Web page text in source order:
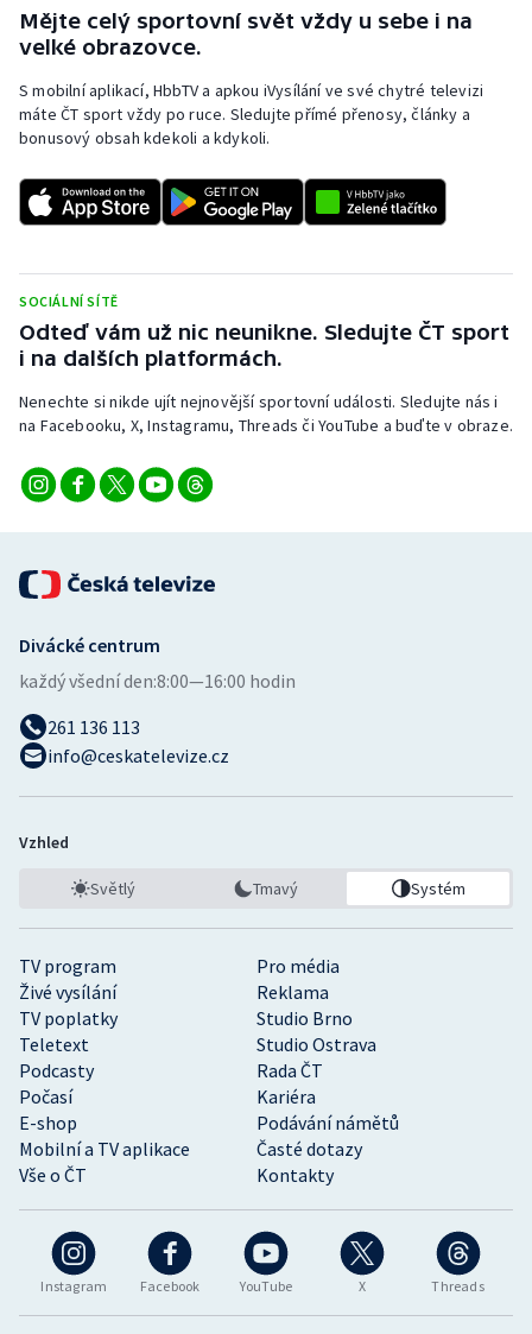
Ostatní
Mějte celý sportovní svět vždy u sebe i na
velké obrazovce.
S mobilní aplikací, HbbTV a apkou iVysílání ve své chytré televizi
máte ČT sport vždy po ruce. Sledujte přímé přenosy, články a
bonusový obsah kdekoli a kdykoli.
SOCIÁLNÍ SÍTĚ
Odteď vám už nic neunikne. Sledujte ČT sport
i na dalších platformách.
Nenechte si nikde ujít nejnovější sportovní události. Sledujte nás i
na Facebooku, X, Instagramu, Threads či YouTube a buďte v obraze.
Instagram Facebook YouTube X Threads
TV program
Pro média
Živé vysílání
Reklama
TV poplatky
Studio Brno
Teletext
Studio Ostrava
Podcasty
Rada ČT
Počasí
Kariéra
E-shop
Podávání námětů
Mobilní a TV aplikace
Časté dotazy
Vše o ČT
Kontakty
Divácké centrum
každý všední den:8:00—16:00 hodin
261 136 113
info@ceskatelevize.cz
Vzhled
Světlý Tmavý Systém